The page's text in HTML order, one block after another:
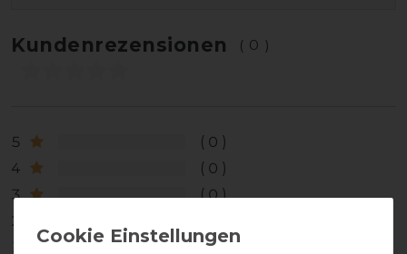
Kundenrezensionen (0)
5
0
4
0
3
0
2
1
0